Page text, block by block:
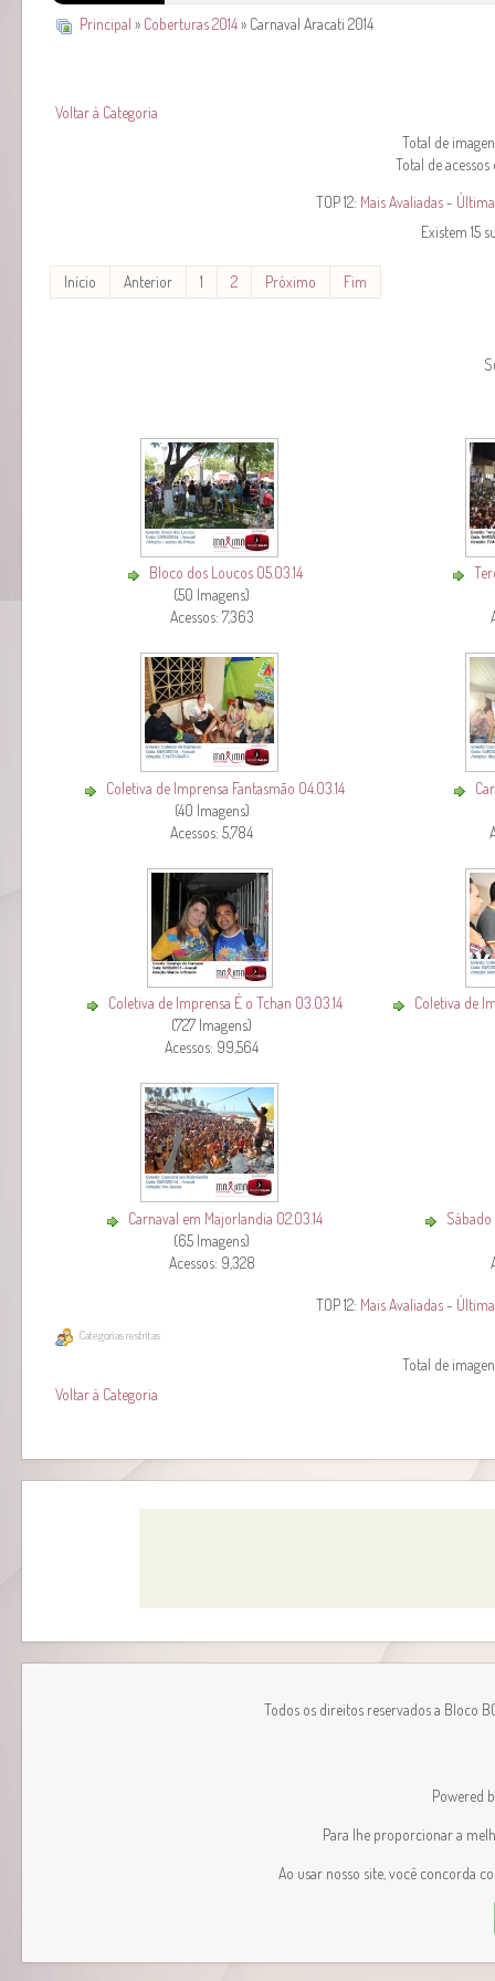
Principal » Coberturas 2014» Carnaval Aracati 2014
Voltar à Categoria
Total de
Total de
TOP 12: Mais Avaliadas-
Existem 15
Início Anterior 1 2 Próximo Fim
Bloco dos Loucos 05.03.14
(50 Imagens)
Acessos: 7,363
Coletiva de Imprensa Fantasmão 04.03.14
(40 Imagens)
Acessos: 5,784
Coletiva de Imprensa É o Tchan 03.03.14
(727 Imagens)
Acessos: 99,564
Coletiva de
Carnaval em Majorlandia 02.03.14
(65 Imagens)
Acessos: 9,328
Sábado
TOP 12: Mais Avaliadas-
Categorias restritas
Total de
Voltar à Categoria
Todos os direitos reservados a Bloco
Powered
Para lhe proporcionar a
Ao usar nosso site, você concorda